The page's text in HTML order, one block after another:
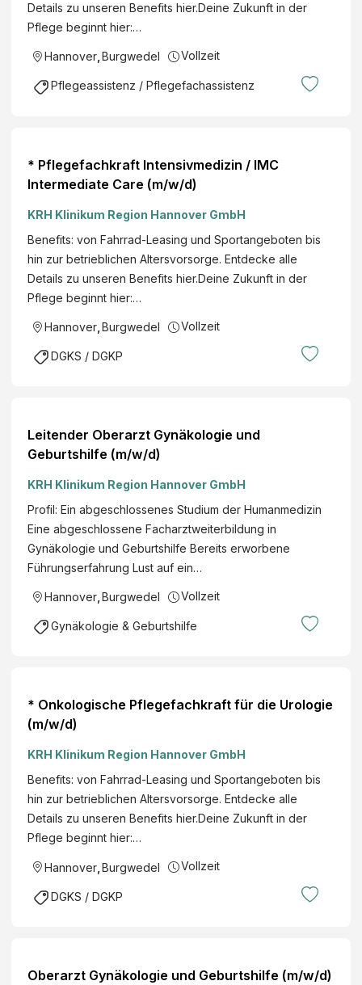
Details zu unseren Benefits hier.Deine Zukunft in der
Pflege beginnt hier:…
Hannover, Burgwedel Vollzeit
Pflegeassistenz / Pflegefachassistenz
* Pflegefachkraft Intensivmedizin / IMC
Intermediate Care (m/w/d)
KRH Klinikum Region Hannover GmbH
Benefits: von Fahrrad-Leasing und Sportangeboten bis
hin zur betrieblichen Altersvorsorge. Entdecke alle
Details zu unseren Benefits hier.Deine Zukunft in der
Pflege beginnt hier:…
Hannover Burgwedel Vollzeit
DGKS / DGKP
Leitender Oberarzt Gynäkologie und
Geburtshilfe (m/w/d)
KRH Klinikum Region Hannover GmbH
Profil: Ein abgeschlossenes Studium der Humanmedizin
Eine abgeschlossene Facharztweiterbildung in
Gynäkologie und Geburtshilfe Bereits erworbene
Führungserfahrung Lust auf ein…
Hannover Burgwedel Vollzeit
Gynäkologie & Geburtshilfe
* Onkologische Pflegefachkraft für die Urologie
(m/w/d)
KRH Klinikum Region Hannover GmbH
Benefits: von Fahrrad-Leasing und Sportangeboten bis
hin zur betrieblichen Altersvorsorge. Entdecke alle
Details zu unseren Benefits hier.Deine Zukunft in der
Pflege beginnt hier:…
Hannover Burgwedel Vollzeit
DGKS / DGKP
Oberarzt Gynäkologie und Geburtshilfe (m/w/d)